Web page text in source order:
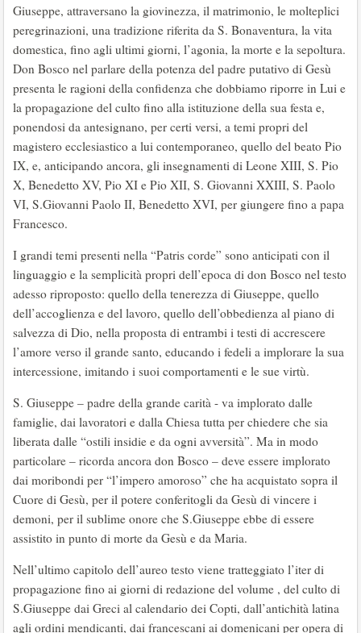
Giuseppe, attraversano la giovinezza, il matrimonio, le molteplici
peregrinazioni, una tradizione riferita da S. Bonaventura, la vita
domestica, fino agli ultimi giorni, l’agonia, la morte e la sepoltura.
Don Bosco nel parlare della potenza del padre putativo di Gesù
presenta le ragioni della confidenza che dobbiamo riporre in Lui e
la propagazione del culto fino alla istituzione della sua festa e,
ponendosi da antesignano, per certi versi, a temi propri del
magistero ecclesiastico a lui contemporaneo, quello del beato Pio
IX, e, anticipando ancora, gli insegnamenti di Leone XIII, S. Pio
X, Benedetto XV, Pio XI e Pio XII, S. Giovanni XXIII, S. Paolo
VI, S.Giovanni Paolo II, Benedetto XVI, per giungere fino a papa
Francesco.
I grandi temi presenti nella “Patris corde” sono anticipati con il
linguaggio e la semplicità propri dell’epoca di don Bosco nel testo
adesso riproposto: quello della tenerezza di Giuseppe, quello
dell’accoglienza e del lavoro, quello dell’obbedienza al piano di
salvezza di Dio, nella proposta di entrambi i testi di accrescere
l’amore verso il grande santo, educando i fedeli a implorare la sua
intercessione, imitando i suoi comportamenti e le sue virtù.
S. Giuseppe – padre della grande carità - va implorato dalle
famiglie, dai lavoratori e dalla Chiesa tutta per chiedere che sia
liberata dalle “ostili insidie e da ogni avversità”. Ma in modo
particolare – ricorda ancora don Bosco – deve essere implorato
dai moribondi per “l’impero amoroso” che ha acquistato sopra il
Cuore di Gesù, per il potere conferitogli da Gesù di vincere i
demoni, per il sublime onore che S.Giuseppe ebbe di essere
assistito in punto di morte da Gesù e da Maria.
Nell’ultimo capitolo dell’aureo testo viene tratteggiato l’iter di
propagazione fino ai giorni di redazione del volume , del culto di
S.Giuseppe dai Greci al calendario dei Copti, dall’antichità latina
agli ordini mendicanti, dai francescani ai domenicani per opera di